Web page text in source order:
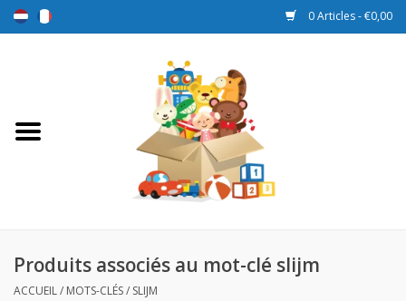
0 Articles - €0,00
Jouets
Boîtes de récompense
Produits associés au mot-clé slijm
ACCUEIL/ MOTS-CLÉS/ SLIJM